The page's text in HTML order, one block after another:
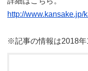
http://www.kansake.jp/
※記事の情報は2018年